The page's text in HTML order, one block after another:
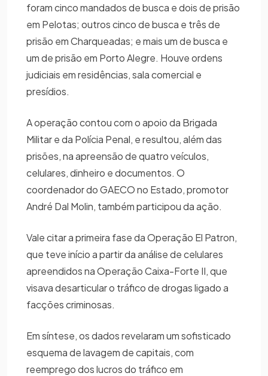
foram cinco mandados de busca e dois de prisão
em Pelotas; outros cinco de busca e três de
prisão em Charqueadas; e mais um de busca e
um de prisão em Porto Alegre. Houve ordens
judiciais em residências, sala comercial e
presídios.
A operação contou com o apoio da Brigada
Militar e da Polícia Penal, e resultou, além das
prisões, na apreensão de quatro veículos,
celulares, dinheiro e documentos. O
coordenador do GAECO no Estado, promotor
André Dal Molin, também participou da ação.
Vale citar a primeira fase da Operação El Patron,
que teve início a partir da análise de celulares
apreendidos na Operação Caixa-Forte II, que
visava desarticular o tráfico de drogas ligado a
facções criminosas.
Em síntese, os dados revelaram um sofisticado
esquema de lavagem de capitais, com
reemprego dos lucros do tráfico em